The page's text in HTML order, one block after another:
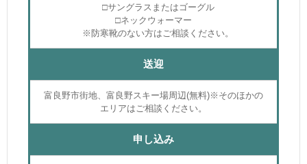
□サングラスまたはゴーグル
□ネックウォーマー
※防寒靴のない方はご相談ください。
送迎
富良野市街地、富良野スキー場周辺(無料)※そのほかの
エリアはご相談ください。
申し込み